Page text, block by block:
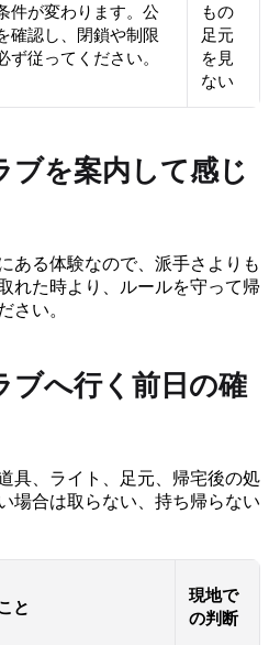
件が変わります。公
確認し、閉鎖や制限
ず従ってください。
もの
足元
を見
ない
ブを案内して感じ
ある体験なので、派手さよりも
れた時より、ルールを守って帰
さい。
ブへ行く前日の確
具、ライト、足元、帰宅後の処
場合は取らない、持ち帰らない
と
現地で
の判断